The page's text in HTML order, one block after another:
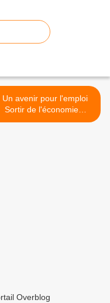
Un avenir pour l'emploi
Sortir de l'économie
» de Bruno
Overblog